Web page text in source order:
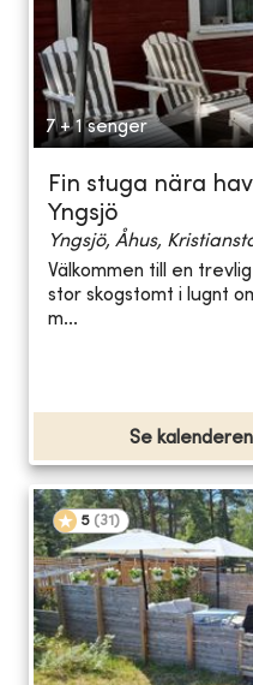
7 + 1 senger
Fin stuga nära
Yngsjö
Yngsjö, Åhus,
Välkommen till en
stor skogstomt i lugnt
m...
Se
5 (31 )